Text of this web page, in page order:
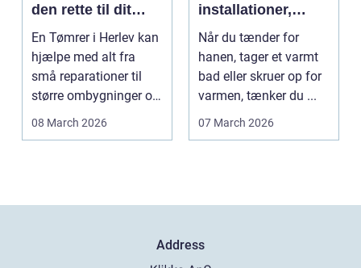
den rette til dit
projekt
En Tømrer i Herlev kan
hjælpe med alt fra
små reparationer til
større ombygninger og
tilbygninger. N...
08 March 2026
installationer,
komfort og
energiforbrug
Når du tænder for
hanen, tager et varmt
bad eller skruer op for
varmen, tænker du ...
07 March 2026
Address